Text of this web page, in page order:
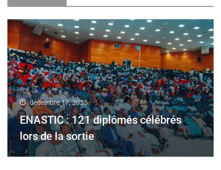
décembre 17, 2025
ENASTIC : 121 diplômés célébrés
lors de la sortie